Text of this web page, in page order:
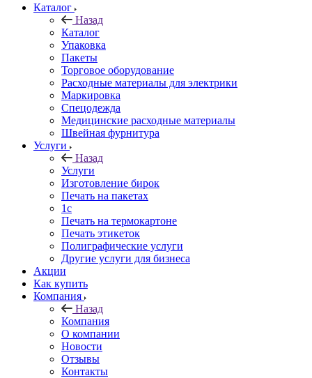
Каталог
Назад
Каталог
Упаковка
Пакеты
Торговое оборудование
Расходные материалы для электрики
Маркировка
Спецодежда
Медицинские расходные материалы
Швейная фурнитура
Услуги
Назад
Услуги
Изготовление бирок
Печать на пакетах
1c
Печать на термокартоне
Печать этикеток
Полиграфические услуги
Другие услуги для бизнеса
Акции
Как купить
Компания
Назад
Компания
О компании
Новости
Отзывы
Контакты